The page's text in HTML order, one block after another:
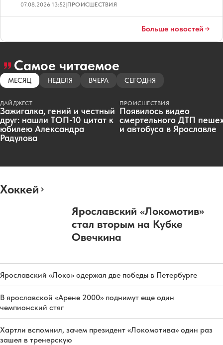
07.08.2026 13:52|ПРОИСШЕСТВИЯ
Больше новостей
Самое читаемое
МЕСЯЦ НЕДЕЛЯ ВЧЕРА СЕГОДНЯ
ДАЙДЖЕСТ
Зажигалка, гений и честный
друг: нашли ТОП-10 цитат к
юбилею Александра
Радулова
ПРОИСШЕСТВИЯ
Появилось видео
смертельного ДТП
и автобуса в Ярославле
Хоккей
Ярославский «Локомотив»
стал вторым на Кубке
Овечкина
Ярославский «Локо» одержал две победы в Петербурге
В ярославской «Арене 2000» поднимут еще один
чемпионский стяг
Хартли вспомнил, зачем президент «Локомотива» один раз
зашел в тренерскую